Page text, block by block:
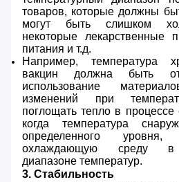
товаров, которые должны
могут быть слишком
некоторые лекарственные
питания и т.д.
Например, температура
вакцин должна быть
использование
изменений при
поглощать тепло в
когда температура
определенного
охлаждающую среду в
диапазоне температур.
3. Стабильность